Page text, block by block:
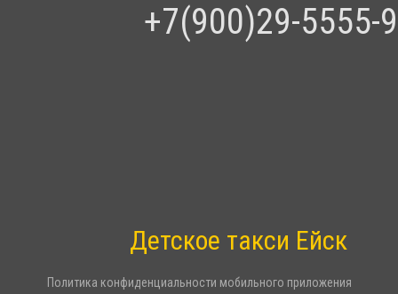
+7(900)29-5555-9
Детское такси Ейск
Политика конфиденциальности мобильного приложения